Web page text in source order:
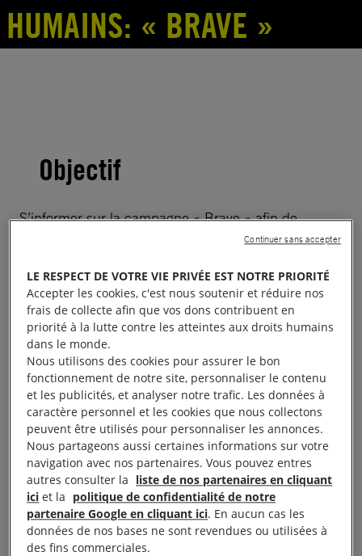
HUMAINS: « BRAVE »
Objectif
S’informer sur la campagne « Brave » afin de
pouvoir se l’approprier, la porter au mieux et réaliser
Mieux comprendre comment la campagne
« Brave » s’intègre dans la mission d’Amnesty, en
connaître les objectifs, les axes et les thématiques,
pour que les militants puissent y prendre part
activement.
Programme
Présentation de la campagne :
objectifs, cibles, axes de travail
et actions à mener… ;
LE RESPECT DE VOTRE VIE PRIVÉE EST NOTRE PRIORITÉ
Accepter les cookies, c'est nous soutenir et réduire nos
frais de collecte afin que vos dons contribuent en
priorité à la lutte contre les atteintes aux droits humains
dans le monde.
Nous utilisons des cookies pour assurer le bon
fonctionnement de notre site, personnaliser le contenu
et les publicités, et analyser notre trafic. Les données à
caractère personnel et les cookies que nous collectons
peuvent être utilisés pour personnaliser les annonces.
Nous partageons aussi certaines informations sur votre
navigation avec nos partenaires. Vous pouvez entres
autres consulter la liste de nos partenaires en cliquant
ici et la politique de confidentialité de notre
partenaire Google en cliquant ici. En aucun cas les
données de nos bases ne sont revendues ou utilisées à
des fins commerciales.
Continuer sans accepter